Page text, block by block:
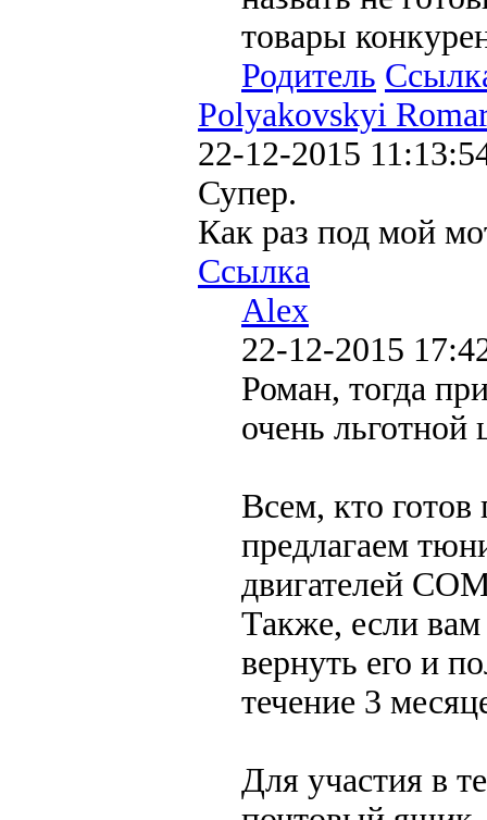
товары
Родитель
Polyakovskyi
22-12-2015
Супер.
Как раз под мой
Ссылка
Alex
22-12-2015
Роман, тогда
очень льготной
Всем, кто готов
предлагаем
двигателей
Также, если
вернуть его и
течение 3
Для участия в